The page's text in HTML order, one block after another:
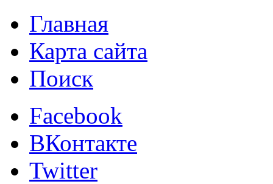
Главная
Карта сайта
Поиск
Facebook
ВКонтакте
Twitter